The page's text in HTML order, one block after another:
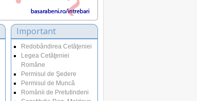
Important
Redobândirea Cetăţeniei
Legea Cetăţeniei
Române
Permisul de Şedere
Permisul de Muncă
Românii de Pretutindeni